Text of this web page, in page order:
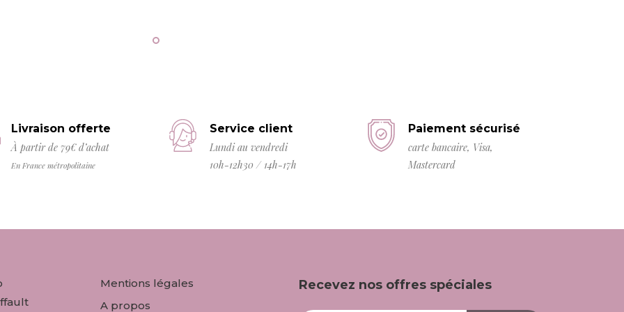
Livraison offerte
À partir de 79€ d’achat
En France métropolitaine
Service client
Lundi au vendredi
10h-12h30 / 14h-17h
Paiement sécurisé
carte bancaire, Visa,
Mastercard
Mentions légales
A propos
Recevez nos offres spéciales